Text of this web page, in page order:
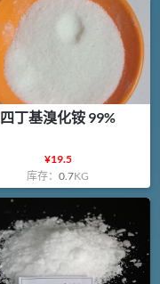
四丁基溴化铵 99%
¥19.5
库存：0.7KG